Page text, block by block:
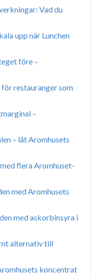
Vad du
upp när Lunchen
före –
restauranger som
–
– låt Aromhusets
flera Aromhuset-
med Aromhusets
med askorbinsyra i
alternativ till
koncentrat